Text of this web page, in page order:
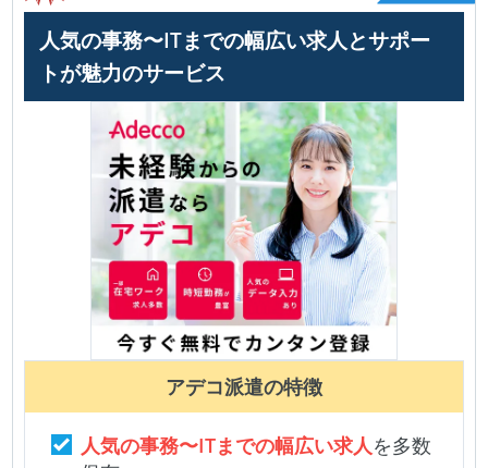
人気の事務〜ITまでの幅広い求人とサポー
トが魅力のサービス
アデコ派遣の特徴
人気の事務〜ITまでの幅広い求人を多数